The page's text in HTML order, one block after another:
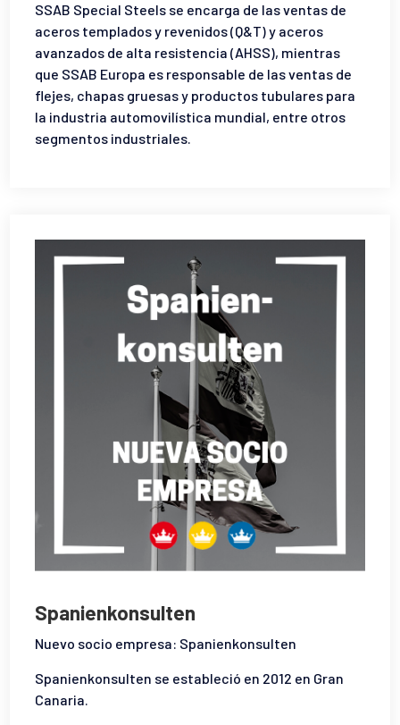
SSAB Special Steels se encarga de las ventas de
aceros templados y revenidos (Q&T) y aceros
avanzados de alta resistencia (AHSS), mientras
que SSAB Europa es responsable de las ventas de
flejes, chapas gruesas y productos tubulares para
la industria automovilística mundial, entre otros
segmentos industriales.
Spanienkonsulten
Nuevo socio empresa: Spanienkonsulten
Spanienkonsulten se estableció en 2012 en Gran
Canaria.